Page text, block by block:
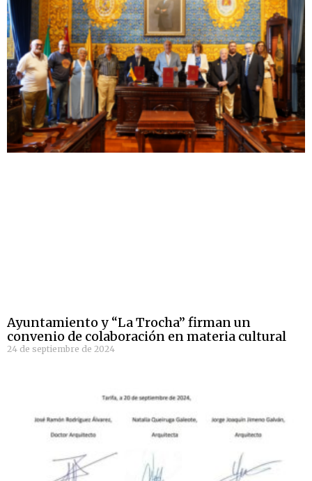
Ayuntamiento y “La Trocha” firman un
convenio de colaboración en materia cultural
24 de septiembre de 2024